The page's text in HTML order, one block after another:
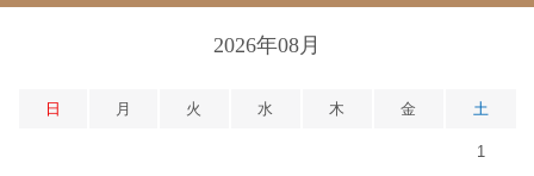
2026年08月
日 月 火 水 木 金 土
1